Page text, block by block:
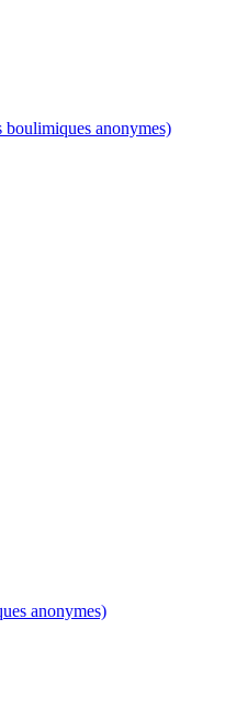
boulimiques anonymes)
anonymes)